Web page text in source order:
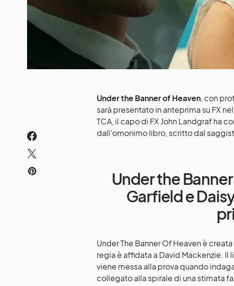
Under the Banner of Heaven, con
sarà presentato in anteprima su FX
TCA, il capo di FX John Landgraf ha
dall’omonimo libro, scritto dal
Under the
Garfield e
Under The Banner Of Heaven è
regia è affidata a David Mackenzie.
viene messa alla prova quando
collegato alla spirale di una stimata